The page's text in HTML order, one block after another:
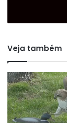
Veja também